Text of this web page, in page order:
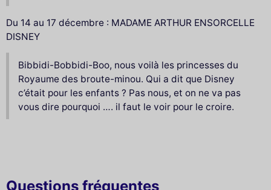
Du 14 au 17 décembre : MADAME ARTHUR ENSORCELLE
DISNEY
Bibbidi-Bobbidi-Boo, nous voilà les princesses du
Royaume des broute-minou. Qui a dit que Disney
c’était pour les enfants ? Pas nous, et on ne va pas
vous dire pourquoi …. il faut le voir pour le croire.
Questions fréquentes